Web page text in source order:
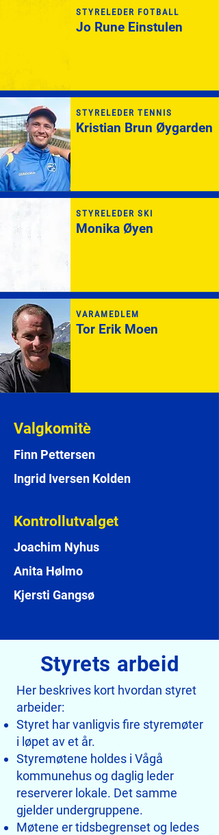
STYRELEDER FOTBALL
Jo Rune Einstulen
STYRELEDER TENNIS
Kristian Brun Øygarden
STYRELEDER SKI
Monika Øyen
VARAMEDLEM
Tor Erik Moen
Valgkomitè
Finn Pettersen
Ingrid Iversen Kolden
Kontrollutvalget
Joachim Nyhus
Anita Hølmo
Kjersti Gangsø
Styrets arbeid
Her beskrives kort hvordan styret
arbeider:
Styret har vanligvis fire styremøter
i løpet av et år.
Styremøtene holdes i Vågå
kommunehus og daglig leder
reserverer lokale. Det samme
gjelder undergruppene.
Møtene er tidsbegrenset og ledes